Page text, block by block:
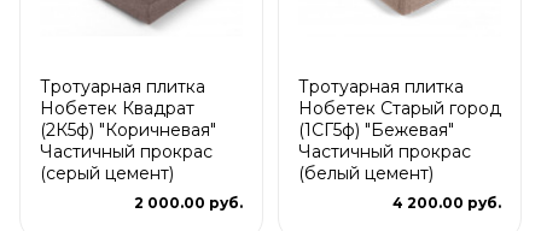
Тротуарная плитка
Нобетек Квадрат
(2К5ф) "Коричневая"
Частичный прокрас
(серый цемент)
2 000.00 руб.
Тротуарная плитка
Нобетек Старый город
(1СГ5ф) "Бежевая"
Частичный прокрас
(белый цемент)
4 200.00 руб.